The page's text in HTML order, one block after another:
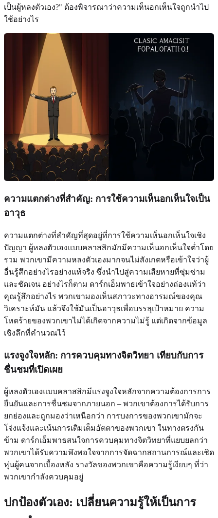
เป็นผู้หลงตัวเอง?" ต้องพิจารณาว่าความเห็นอกเห็นใจถูกนำไป
ใช้อย่างไร
ความแตกต่างที่สำคัญ: การใช้ความเห็นอกเห็นใจเป็น
อาวุธ
ความแตกต่างที่สำคัญที่สุดอยู่ที่การใช้ความเห็นอกเห็นใจเชิง
ปัญญา ผู้หลงตัวเองแบบคลาสสิกมักมีความเห็นอกเห็นใจต่ำโดย
รวม พวกเขามีความหลงตัวเองมากจนไม่สังเกตหรือเข้าใจว่าผู้
อื่นรู้สึกอย่างไรอย่างแท้จริง ซึ่งนำไปสู่ความเสียหายที่ซุ่มซ่าม
และชัดเจน อย่างไรก็ตาม ดาร์กเอ็มพาธเข้าใจอย่างถ่องแท้ว่า
คุณรู้สึกอย่างไร พวกเขามองเห็นสภาวะทางอารมณ์ของคุณ
วิเคราะห์มัน แล้วจึงใช้มันเป็นอาวุธเพื่อบรรลุเป้าหมาย ความ
โหดร้ายของพวกเขาไม่ได้เกิดจากความไม่รู้ แต่เกิดจากข้อมูล
เชิงลึกที่คำนวณไว้
แรงจูงใจหลัก: การควบคุมทางจิตวิทยา เทียบกับการ
ชื่นชมที่เปิดเผย
ผู้หลงตัวเองแบบคลาสสิกมีแรงจูงใจหลักจากความต้องการการ
ยืนยันและการชื่นชมจากภายนอก – พวกเขาต้องการได้รับการ
ยกย่องและถูกมองว่าเหนือกว่า การบงการของพวกเขามักจะ
โจ่งแจ้งและเน้นการเติมเต็มอัตตาของพวกเขา ในทางตรงกัน
ข้าม ดาร์กเอ็มพาธสนใจการควบคุมทางจิตวิทยาที่แยบยลกว่า
พวกเขาได้รับความพึงพอใจจากการจัดฉากสถานการณ์และเชิด
หุ่นผู้คนจากเบื้องหลัง รางวัลของพวกเขาคือความรู้เงียบๆ ที่ว่า
พวกเขากำลังควบคุมอยู่
ปกป้องตัวเอง: เปลี่ยนความรู้ให้เป็นการ